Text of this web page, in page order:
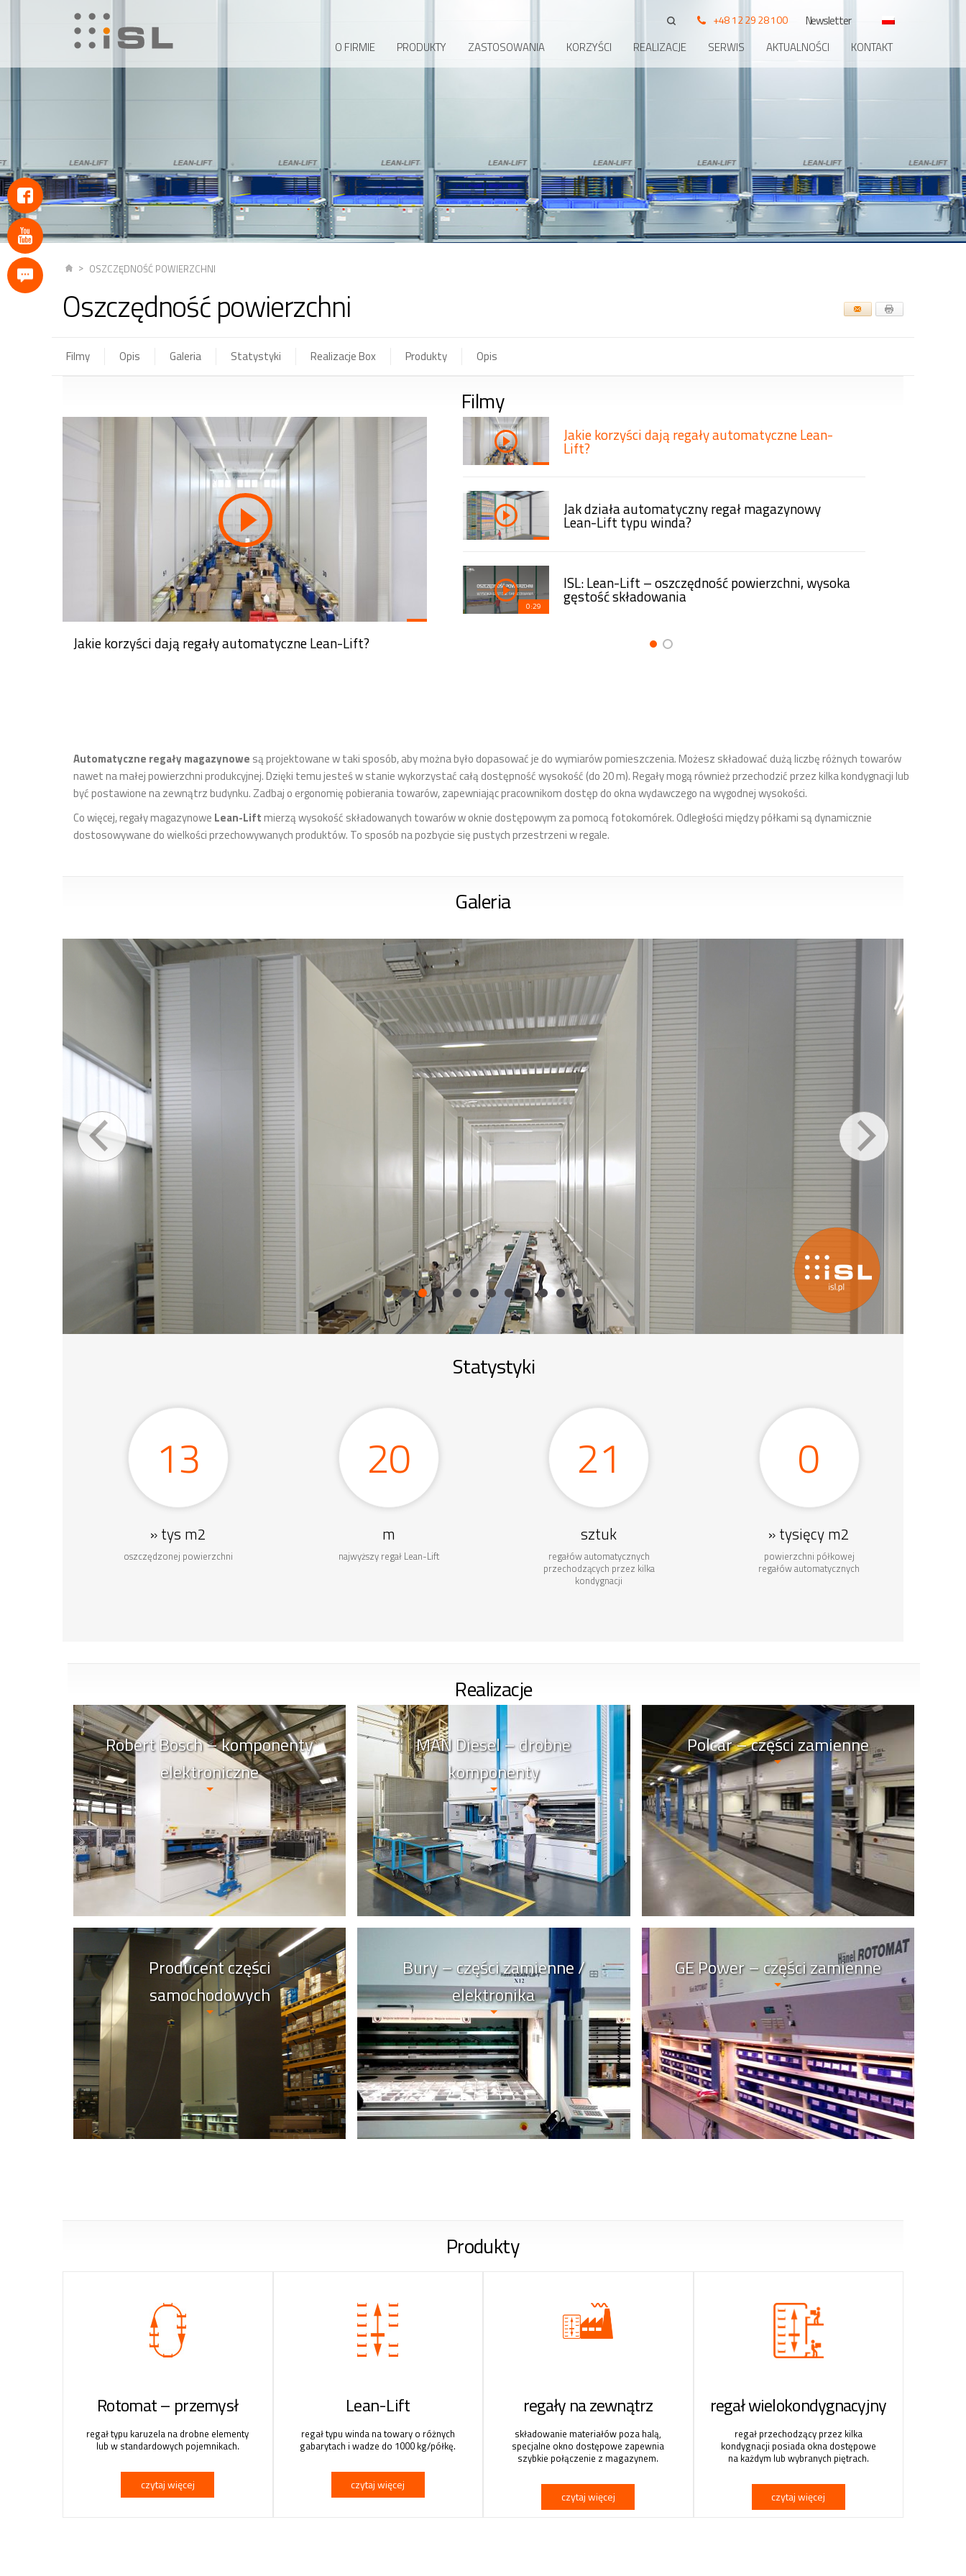
+48 12 29 28 100
Newsletter
O FIRMIE
PRODUKTY ZASTOSOWANIA KORZYŚCI REALIZACJE SERWIS AKTUALNOŚCI KONTAKT
OSZCZĘDNOŚĆ POWIERZCHNI
Oszczędność powierzchni
Filmy Opis Galeria Statystyki Realizacje Box Produkty Opis
Filmy
Jakie korzyści dają regały automatyczne Lean-Lift?
ISL: Automatyczny regał ROTOMAT -
oszczędność czasu i powierzchni, szybka
kompletacja
ISL: Rotomat - oszczędność czasu i powierzchni,
szybka kompletacja
Jakie korzyści dają regały automatyczne Lean-
Lift?
Jak działa automatyczny regał magazynowy
Lean-Lift typu winda?
0:29
ISL: Lean-Lift – oszczędność powierzchni, wysoka
gęstość składowania
Automatyczne regały magazynowe są projektowane w taki sposób, aby można było dopasować je do wymiarów pomieszczenia. Możesz składować dużą liczbę różnych towarów
nawet na małej powierzchni produkcyjnej. Dzięki temu jesteś w stanie wykorzystać całą dostępność wysokość (do 20 m). Regały mogą również przechodzić przez kilka kondygnacji lub
być postawione na zewnątrz budynku. Zadbaj o ergonomię pobierania towarów, zapewniając pracownikom dostęp do okna wydawczego na wygodnej wysokości.
Co więcej, regały magazynowe Lean-Liftmierzą wysokość składowanych towarów w oknie dostępowym za pomocą fotokomórek. Odległości między półkami są dynamicznie
dostosowywane do wielkości przechowywanych produktów. To sposób na pozbycie się pustych przestrzeni w regale.
Galeria
Statystyki
13
» tys m2
oszczędzonej powierzchni
20
m
najwyższy regał Lean-Lift
31
sztuk
regałów automatycznych
przechodzących przez kilka
kondygnacji
150
» tysięcy m2
powierzchni półkowej
regałów automatycznych
Realizacje
Robert Bosch – komponenty
elektroniczne
MAN Diesel – drobne
komponenty
Polcar – części zamienne
Producent części
samochodowych
Bury – części zamienne /
elektronika
GE Power – części zamienne
Produkty
Rotomat – przemysł
regał typu karuzela na drobne elementy
lub w standardowych pojemnikach.
czytaj więcej
Lean-Lift
regał typu winda na towary o różnych
gabarytach i wadze do 1000 kg/półkę.
czytaj więcej
regały na zewnątrz
składowanie materiałów poza halą,
specjalne okno dostępowe zapewnia
szybkie połączenie z magazynem.
czytaj więcej
regał wielokondygnacyjny
regał przechodzący przez kilka
kondygnacji posiada okna dostępowe
na każdym lub wybranych piętrach.
czytaj więcej